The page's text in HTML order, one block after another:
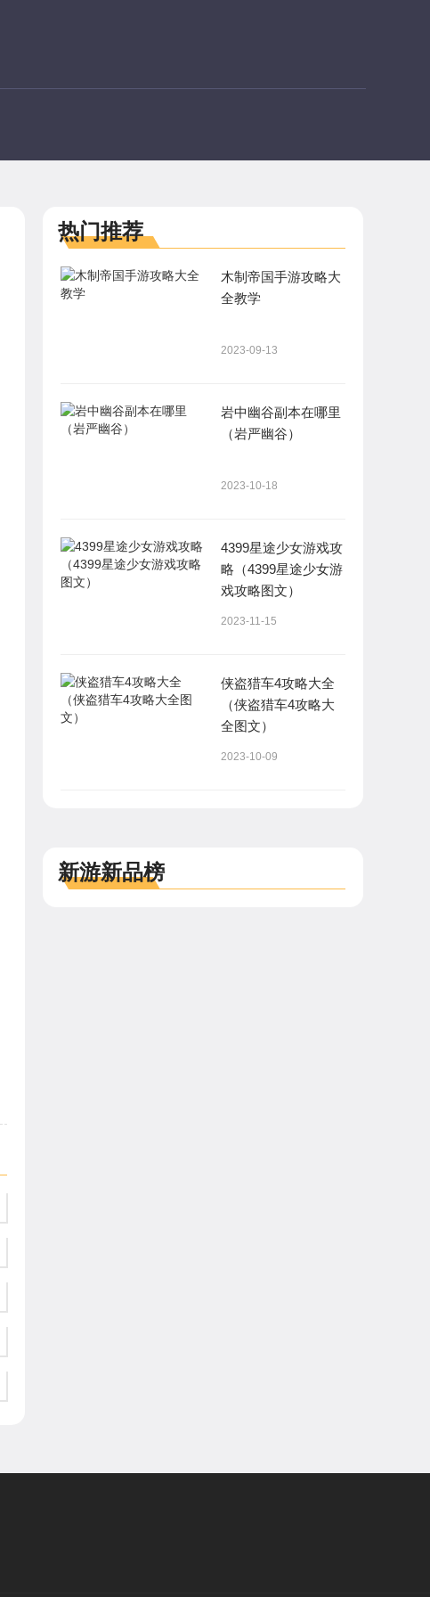
热门推荐
木制帝国手游攻略大
全教学
2023-09-13
岩中幽谷副本在哪里
（岩严幽谷）
2023-10-18
4399星途少女游戏攻
略（4399星途少女游
戏攻略图文）
2023-11-15
侠盗猎车4攻略大全
（侠盗猎车4攻略大
全图文）
2023-10-09
新游新品榜